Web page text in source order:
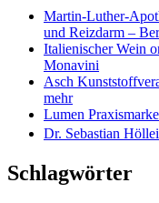
Martin-Luther-
und Reizdarm –
Italienischer Wein
Monavini
Asch
mehr
Lumen
Dr. Sebastian
Schlagwörter